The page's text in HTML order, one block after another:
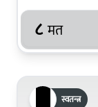
८ मत
स्वतन्त्र